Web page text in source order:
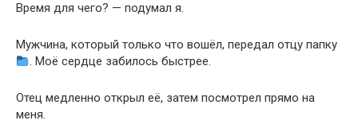
Время для чего? — подумал я.
Мужчина, который только что вошёл, передал отцу папку
. Моё сердце забилось быстрее.
Отец медленно открыл её, затем посмотрел прямо на
меня.